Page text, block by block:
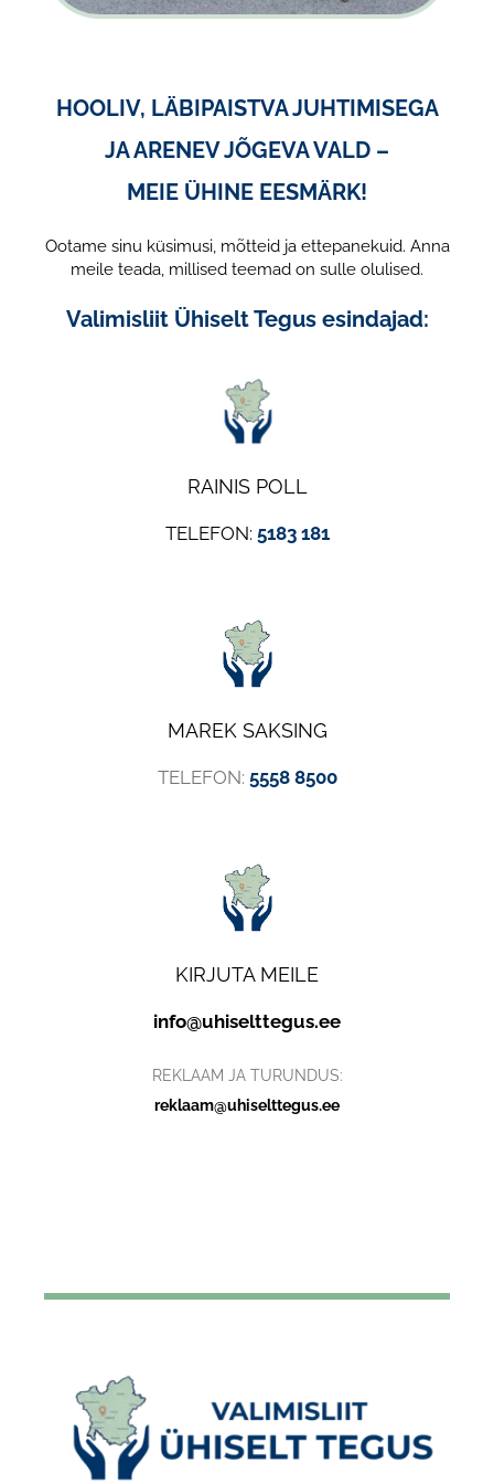
HOOLIV, LÄBIPAISTVA JUHTIMISEGA
JA ARENEV JÕGEVA VALD –
MEIE ÜHINE EESMÄRK!
Ootame sinu küsimusi, mõtteid ja ettepanekuid. Anna
meile teada, millised teemad on sulle olulised.
Valimisliit Ühiselt Tegus esindajad:
RAINIS POLL
TELEFON: 5183 181
MAREK SAKSING
TELEFON: 5558 8500
KIRJUTA MEILE
info@uhiselttegus.ee
REKLAAM JA TURUNDUS:
reklaam@uhiselttegus.ee